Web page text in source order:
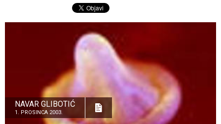
NAVAR GLIBOTIĆ
1. PROSINCA 2003.